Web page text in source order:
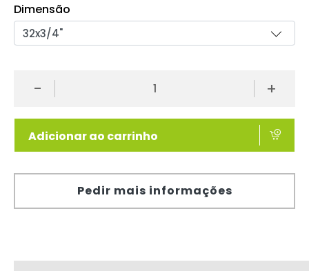
Dimensão
- +
Adicionar ao carrinho
Pedir mais informações